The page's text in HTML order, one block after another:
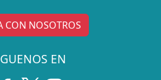
CON NOSOTROS
EN